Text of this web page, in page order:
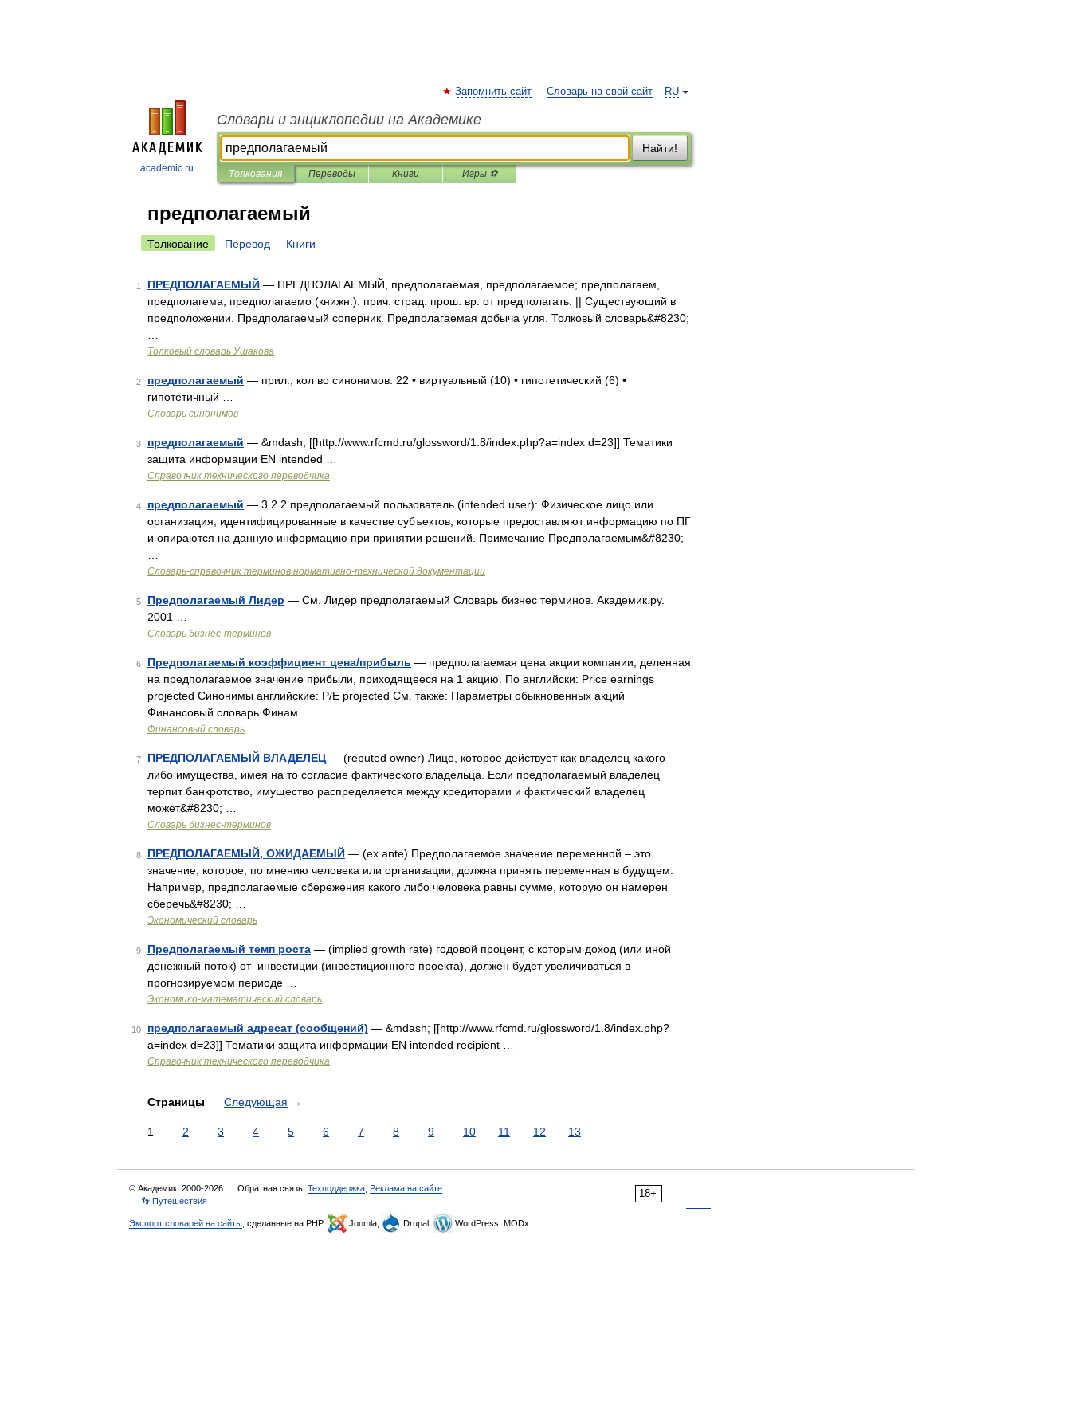
academic.ru
RU
Запомнить сайт Словарь на свой сайт
Словари и энциклопедии на Академике
Найти!
Толкования Переводы Книги Игры ⚽
предполагаемый
Толкование Перевод Книги
1 ПРЕДПОЛАГАЕМЫЙ — ПРЕДПОЛАГАЕМЫЙ, предполагаемая, предполагаемое; предполагаем,
предполагема, предполагаемо (книжн.). прич. страд. прош. вр. от предполагать. || Существующий в
предположении. Предполагаемый соперник. Предполагаемая добыча угля. Толковый словарь&#8230;
Толковый словарь Ушакова
2 предполагаемый — прил., кол во синонимов: 22 • виртуальный (10) • гипотетический (6) •
гипотетичный …
Словарь синонимов
3 предполагаемый — &mdash; [[http://www.rfcmd.ru/glossword/1.8/index.php?a=index d=23]] Тематики
защита информации EN intended …
Справочник технического переводчика
4 предполагаемый — 3.2.2 предполагаемый пользователь (intended user): Физическое лицо или
организация, идентифицированные в качестве субъектов, которые предоставляют информацию по ПГ
и опираются на данную информацию при принятии решений. Примечание Предполагаемым&#8230;
Словарь-справочник терминов нормативно-технической документации
5 Предполагаемый Лидер — См. Лидер предполагаемый Словарь бизнес терминов. Академик.ру.
2001 …
Словарь бизнес-терминов
6 Предполагаемый коэффициент цена/прибыль — предполагаемая цена акции компании, деленная
на предполагаемое значение прибыли, приходящееся на 1 акцию. По английски: Price earnings
projected Синонимы английские: P/E projected См. также: Параметры обыкновенных акций
Финансовый словарь Финам …
Финансовый словарь
7 ПРЕДПОЛАГАЕМЫЙ ВЛАДЕЛЕЦ — (reputed owner) Лицо, которое действует как владелец какого
либо имущества, имея на то согласие фактического владельца. Если предполагаемый владелец
терпит банкротство, имущество распределяется между кредиторами и фактический владелец
может&#8230; …
Словарь бизнес-терминов
8 ПРЕДПОЛАГАЕМЫЙ, ОЖИДАЕМЫЙ — (ex ante) Предполагаемое значение переменной – это
значение, которое, по мнению человека или организации, должна принять переменная в будущем.
Например, предполагаемые сбережения какого либо человека равны сумме, которую он намерен
сберечь&#8230; …
Экономический словарь
9 Предполагаемый темп роста — (implied growth rate) годовой процент, с которым доход (или иной
денежный поток) от инвестиции (инвестиционного проекта), должен будет увеличиваться в
прогнозируемом периоде …
Экономико-математический словарь
10 предполагаемый адресат (сообщений) — &mdash; [[http://www.rfcmd.ru/glossword/1.8/index.php?
a=index d=23]] Тематики защита информации EN intended recipient …
Справочник технического переводчика
Страницы Следующая →
1 2 3 4 5 6 7 8 9 10 11 12 13
18+
© Академик, 2000-2026 Обратная связь: Техподдержка Реклама на сайте
👣 Путешествия
Экспорт словарей на сайты , сделанные на PHP, Joomla, Drupal, WordPress, MODx.